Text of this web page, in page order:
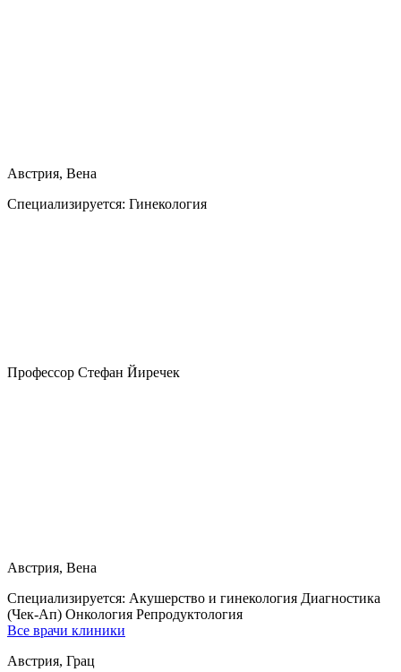
Австрия, Вена
Специализируется: Гинекология
Профессор Стефан Йиречек
Австрия, Вена
Специализируется: Акушерство и гинекология Диагностика
(Чек-Ап) Онкология Репродуктология
Все врачи клиники
Австрия, Грац